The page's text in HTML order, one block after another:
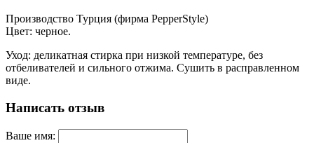
Производство Турция (фирма PepperStyle)
Цвет: черное.
Уход: деликатная стирка при низкой температуре, без
отбеливателей и сильного отжима. Сушить в расправленном
виде.
Написать отзыв
Ваше имя: